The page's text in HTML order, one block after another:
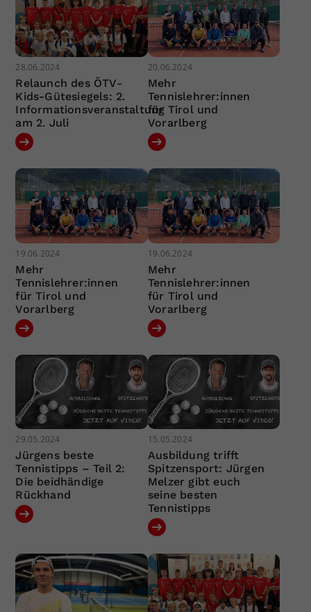
28.06.2024
Relaunch des ÖTV-
Kids-Gütesiegels: 2.
Informationsveranstaltung
am 2. Juli
20.06.2024
Mehr
Tennislehrer:innen
für Tirol und
Vorarlberg
19.06.2024
Mehr
Tennislehrer:innen
für Tirol und
Vorarlberg
19.06.2024
Mehr
Tennislehrer:innen
für Tirol und
Vorarlberg
29.05.2024
Jürgens beste
Tennistipps – Teil 2:
Die beidhändige
Rückhand
15.05.2024
Ausbildung trifft
Spitzensport: Jürgen
Melzer gibt euch
seine besten
Tennistipps